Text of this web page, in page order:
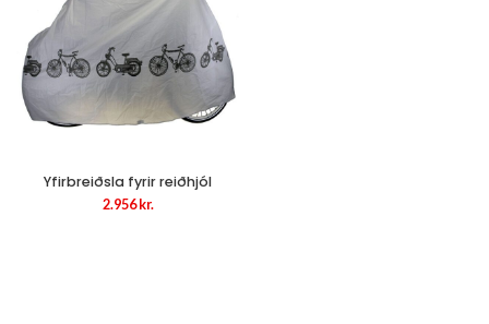
Yfirbreiðsla fyrir reiðhjól
2.956 kr.